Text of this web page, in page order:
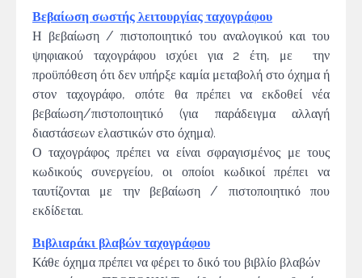
Βεβαίωση σωστής λειτουργίας ταχογράφου
Η βεβαίωση / πιστοποιητικό του αναλογικού και του
ψηφιακού ταχογράφου ισχύει για 2 έτη, με την
προϋπόθεση ότι δεν υπήρξε καμία μεταβολή στο όχημα ή
στον ταχογράφο, οπότε θα πρέπει να εκδοθεί νέα
βεβαίωση/πιστοποιητικό (για παράδειγμα αλλαγή
διαστάσεων ελαστικών στο όχημα).
Ο ταχογράφος πρέπει να είναι σφραγισμένος με τους
κωδικούς συνεργείου, οι οποίοι κωδικοί πρέπει να
ταυτίζονται με την βεβαίωση / πιστοποιητικό που
εκδίδεται.
Βιβλιαράκι βλαβών ταχογράφου
Κάθε όχημα πρέπει να φέρει το δικό του βιβλίο βλαβών